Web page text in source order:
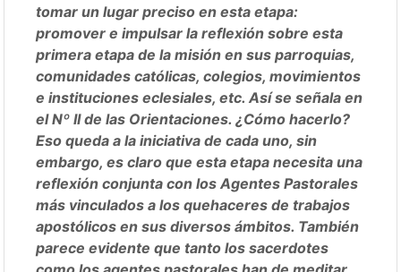
tomar un lugar preciso en esta etapa:
promover e impulsar la reflexión sobre esta
primera etapa de la misión en sus parroquias,
comunidades católicas, colegios, movimientos
e instituciones eclesiales, etc. Así se señala en
el Nº II de las Orientaciones. ¿Cómo hacerlo?
Eso queda a la iniciativa de cada uno, sin
embargo, es claro que esta etapa necesita una
reflexión conjunta con los Agentes Pastorales
más vinculados a los quehaceres de trabajos
apostólicos en sus diversos ámbitos. También
parece evidente que tanto los sacerdotes